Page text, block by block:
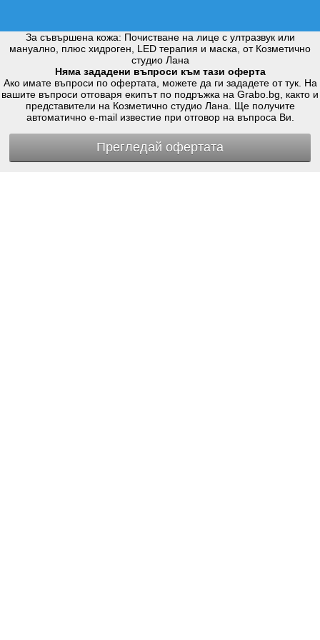
За съвършена кожа: Почистване на лице с ултразвук или
мануално, плюс хидроген, LED терапия и маска, от Козметично
студио Лана
Няма зададени въпроси към тази оферта
Ако имате въпроси по офертата, можете да ги зададете от тук. На
вашите въпроси отговаря екипът по подръжка на Grabo.bg, както и
представители на Козметично студио Лана. Ще получите
автоматично e-mail известие при отговор на въпроса Ви.
Прегледай офертата